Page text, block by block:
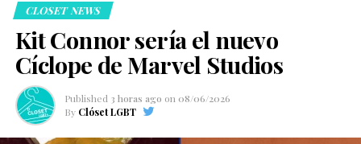
CLOSET NEWS
Kit Connor sería el nuevo
Cíclope de Marvel Studios
Published 3 horas ago on 08/06/2026
By Clóset LGBT